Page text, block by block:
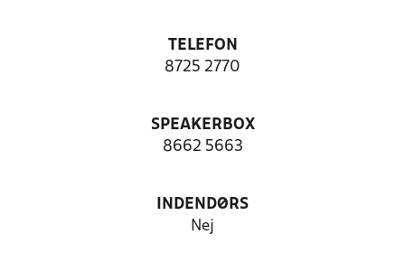
TELEFON
8725 2770
SPEAKERBOX
8662 5663
INDENDØRS
Nej